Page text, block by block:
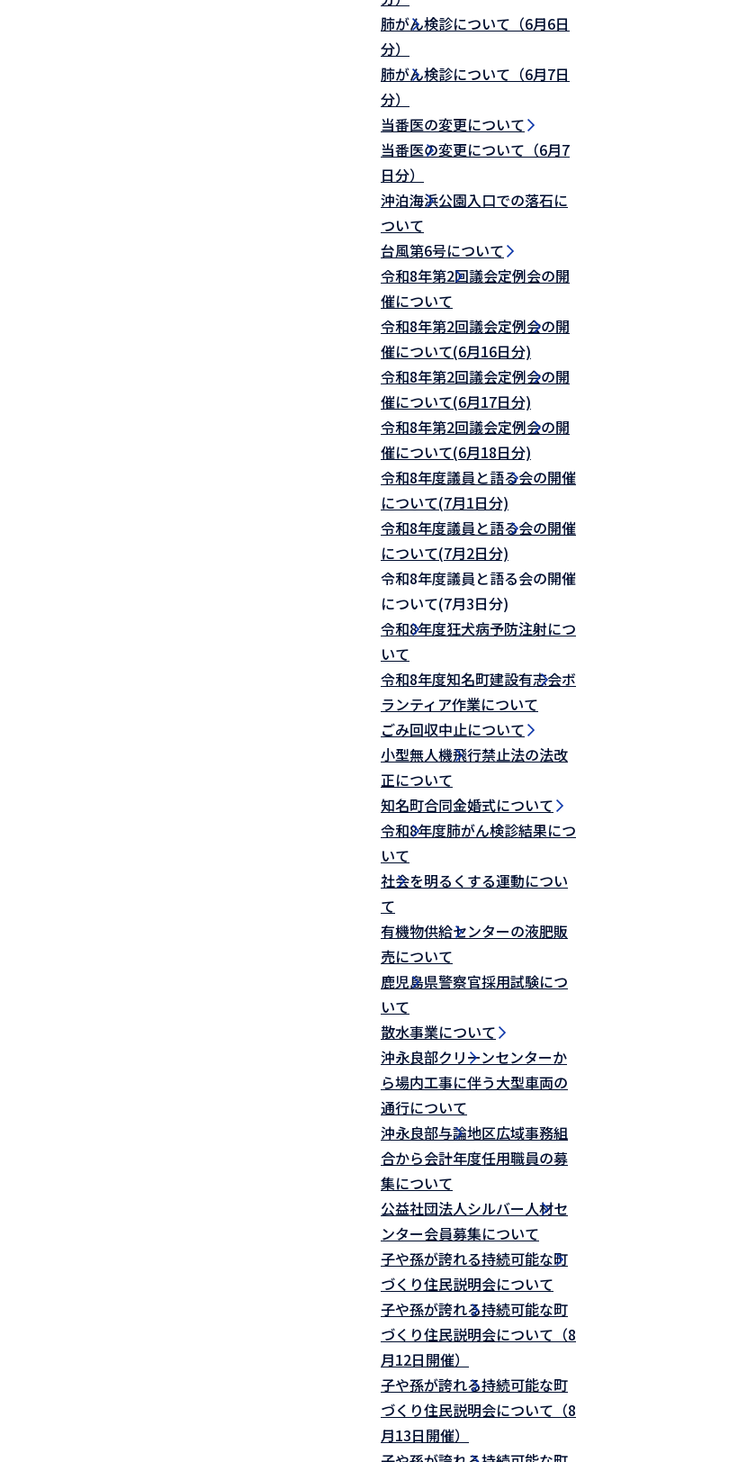
肺がん検診について（6月6日
分）
肺がん検診について（6月7日
分）
当番医の変更について
当番医の変更について（6月7
日分）
沖泊海浜公園入口での落石に
ついて
台風第6号について
令和8年第2回議会定例会の開
催について
令和8年第2回議会定例会の開
催について(6月16日分)
令和8年第2回議会定例会の開
催について(6月17日分)
令和8年第2回議会定例会の開
催について(6月18日分)
令和8年度議員と語る会の開催
について(7月1日分)
令和8年度議員と語る会の開催
について(7月2日分)
令和8年度議員と語る会の開催
について(7月3日分)
令和8年度狂犬病予防注射につ
いて
令和8年度知名町建設有志会ボ
ランティア作業について
ごみ回収中止について
小型無人機飛行禁止法の法改
正について
知名町合同金婚式について
令和8年度肺がん検診結果につ
いて
社会を明るくする運動につい
て
有機物供給センターの液肥販
売について
鹿児島県警察官採用試験につ
いて
散水事業について
沖永良部クリーンセンターか
ら場内工事に伴う大型車両の
通行について
沖永良部与論地区広域事務組
合から会計年度任用職員の募
集について
公益社団法人シルバー人材セ
ンター会員募集について
子や孫が誇れる持続可能な町
づくり住民説明会について
子や孫が誇れる持続可能な町
づくり住民説明会について（8
月12日開催）
子や孫が誇れる持続可能な町
づくり住民説明会について（8
月13日開催）